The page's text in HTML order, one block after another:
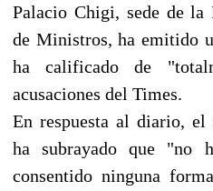
Palacio Chigi, sede de la
de Ministros, ha emitido
ha calificado de
acusaciones del Times.
En respuesta al diario, el
ha subrayado que "no
consentido ninguna